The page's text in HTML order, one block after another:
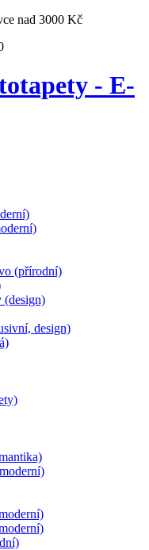
nad 3000 Kč
- E-
(přírodní)
(design)
design)